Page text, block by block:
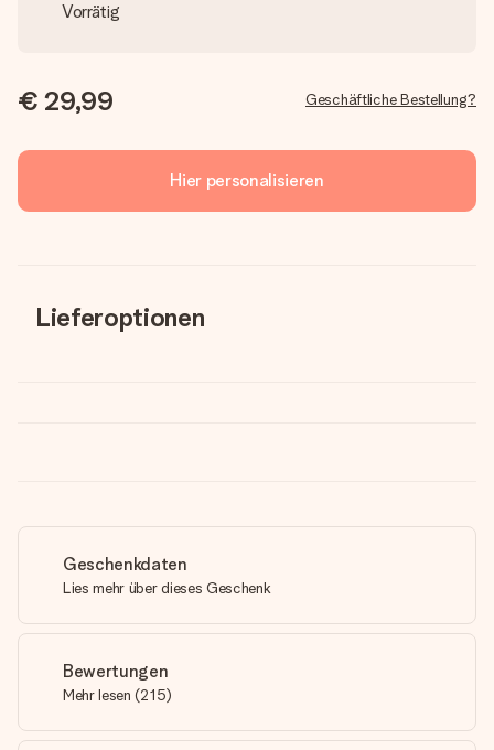
Vorrätig
€ 29,99 Geschäftliche Bestellung?
Hier personalisieren
Lieferoptionen
Geschenkdaten
Lies mehr über dieses Geschenk
Bewertungen
Mehr lesen (215)